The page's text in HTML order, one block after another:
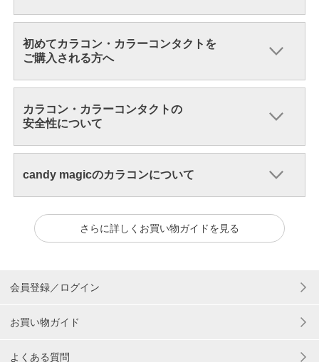
初めてカラコン・カラーコンタクトを
ご購入される方へ
カラコン・カラーコンタクトの
安全性について
candy magicのカラコンについて
さらに詳しくお買い物ガイドを見る
会員登録／ログイン
お買い物ガイド
よくある質問